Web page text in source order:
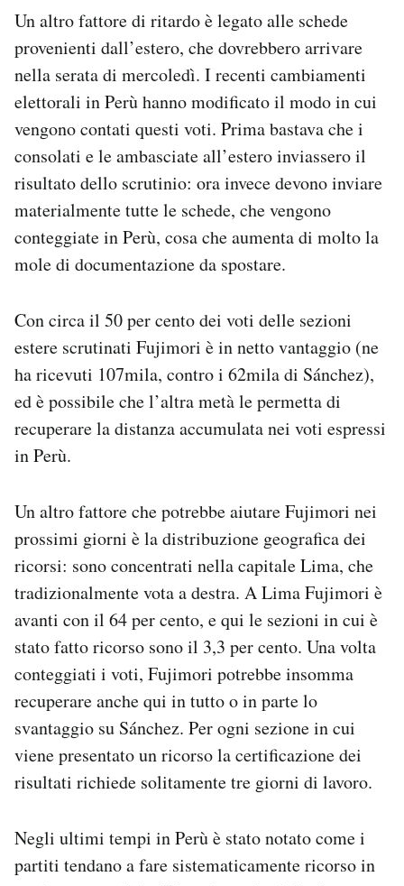
Un altro fattore di ritardo è legato alle schede
provenienti dall’estero, che dovrebbero arrivare
nella serata di mercoledì. I recenti cambiamenti
elettorali in Perù hanno modificato il modo in cui
vengono contati questi voti. Prima bastava che i
consolati e le ambasciate all’estero inviassero il
risultato dello scrutinio: ora invece devono inviare
materialmente tutte le schede, che vengono
conteggiate in Perù, cosa che aumenta di molto la
mole di documentazione da spostare.
Con circa il 50 per cento dei voti delle sezioni
estere scrutinati Fujimori è in netto vantaggio (ne
ha ricevuti 107mila, contro i 62mila di Sánchez),
ed è possibile che l’altra metà le permetta di
recuperare la distanza accumulata nei voti espressi
in Perù.
Un altro fattore che potrebbe aiutare Fujimori nei
prossimi giorni è la distribuzione geografica dei
ricorsi: sono concentrati nella capitale Lima, che
tradizionalmente vota a destra. A Lima Fujimori è
avanti con il 64 per cento, e qui le sezioni in cui è
stato fatto ricorso sono il 3,3 per cento. Una volta
conteggiati i voti, Fujimori potrebbe insomma
recuperare anche qui in tutto o in parte lo
svantaggio su Sánchez. Per ogni sezione in cui
viene presentato un ricorso la certificazione dei
risultati richiede solitamente tre giorni di lavoro.
Negli ultimi tempi in Perù è stato notato come i
partiti tendano a fare sistematicamente ricorso in